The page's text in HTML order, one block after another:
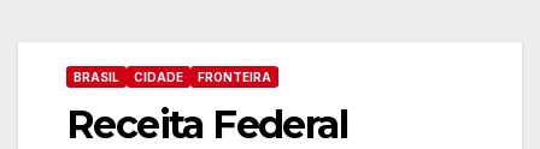
BRASIL CIDADE FRONTEIRA
Receita Federal